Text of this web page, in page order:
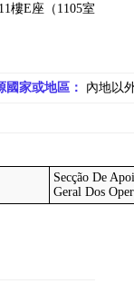
樓E座（1105室
家或地區： 內地以
Secção De
Geral Dos